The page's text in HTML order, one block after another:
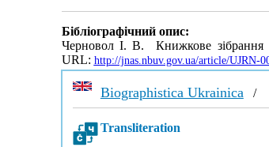
Бібліографічний опис:
Черновол І. В. Книжкове зібрання
URL: http://jnas.nbuv.gov.ua/article/UJRN-
Biographistica Ukrainica /
Transliteration